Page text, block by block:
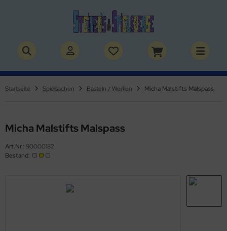
Startseite Spielsachen Basteln / Werken Micha Malstifts Malspass
Micha Malstifts Malspass
Art.Nr.: 90000182
Bestand: